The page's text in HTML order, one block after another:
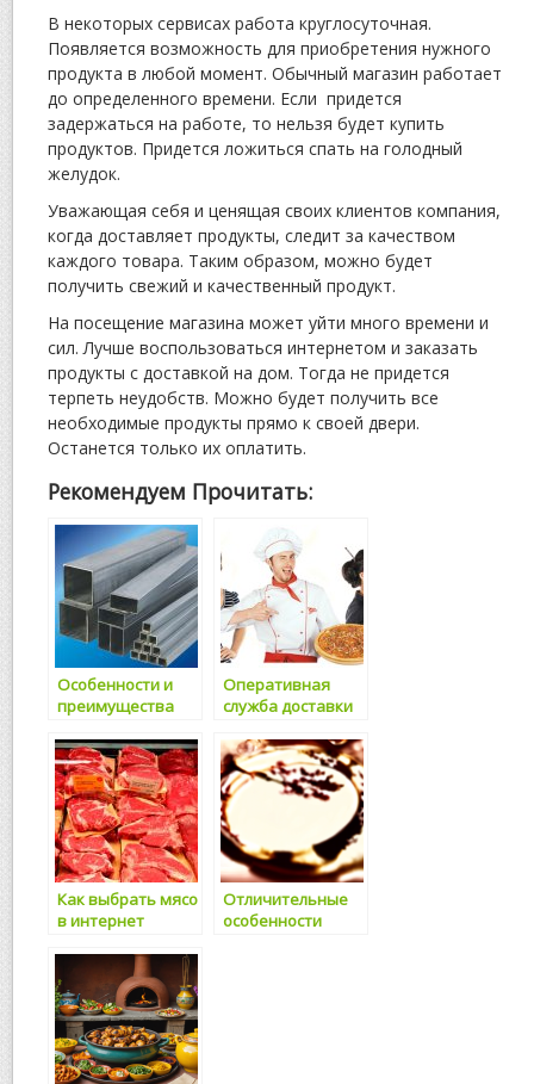
В некоторых сервисах работа круглосуточная.
Появляется возможность для приобретения нужного
продукта в любой момент. Обычный магазин работает
до определенного времени. Если придется
задержаться на работе, то нельзя будет купить
продуктов. Придется ложиться спать на голодный
желудок.
Уважающая себя и ценящая своих клиентов компания,
когда доставляет продукты, следит за качеством
каждого товара. Таким образом, можно будет
получить свежий и качественный продукт.
На посещение магазина может уйти много времени и
сил. Лучше воспользоваться интернетом и заказать
продукты с доставкой на дом. Тогда не придется
терпеть неудобств. Можно будет получить все
необходимые продукты прямо к своей двери.
Останется только их оплатить.
Рекомендуем Прочитать:
Особенности и
преимущества
Оперативная
служба доставки
Как выбрать мясо
в интернет
Отличительные
особенности